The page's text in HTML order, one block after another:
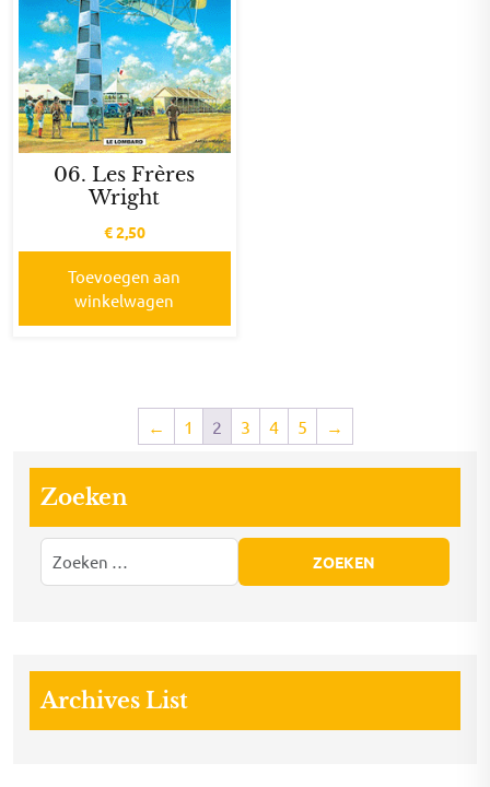
06. Les Frères
Wright
€2,50
Toevoegen aan
winkelwagen
← 1 2 3 4 5 →
Zoeken
Archives List